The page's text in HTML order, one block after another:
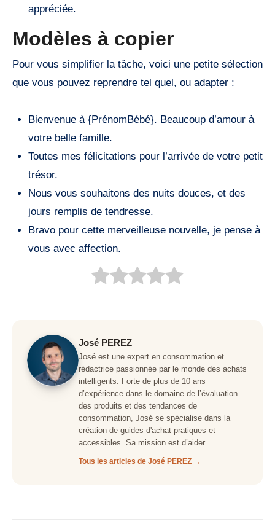
appréciée.
Modèles à copier
Pour vous simplifier la tâche, voici une petite sélection
que vous pouvez reprendre tel quel, ou adapter :
Bienvenue à {PrénomBébé}. Beaucoup d’amour à
votre belle famille.
Toutes mes félicitations pour l’arrivée de votre petit
trésor.
Nous vous souhaitons des nuits douces, et des
jours remplis de tendresse.
Bravo pour cette merveilleuse nouvelle, je pense à
vous avec affection.
José PEREZ
José est une expert en consommation et
rédactrice passionnée par le monde des achats
intelligents. Forte de plus de 10 ans
d’expérience dans le domaine de l’évaluation
des produits et des tendances de
consommation, José se spécialise dans la
création de guides d'achat pratiques et
accessibles. Sa mission est d’aider …
Tous les articles de José PEREZ →